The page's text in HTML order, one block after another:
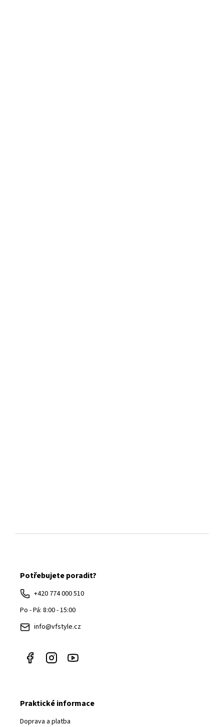
Potřebujete poradit?
+420 774 000 510
Po - Pá: 8:00 - 15:00
info@vfstyle.cz
Praktické informace
Doprava a platba